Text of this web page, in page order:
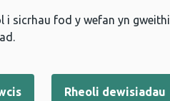
i sicrhau fod y wefan yn
Rheoli dewisiadau